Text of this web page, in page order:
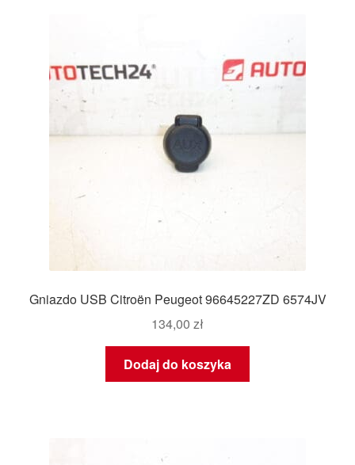
Wózek
Zamówienia
Gniazdo USB Citroën Peugeot 96645227ZD 6574JV
134,00 zł
Dodaj do koszyka